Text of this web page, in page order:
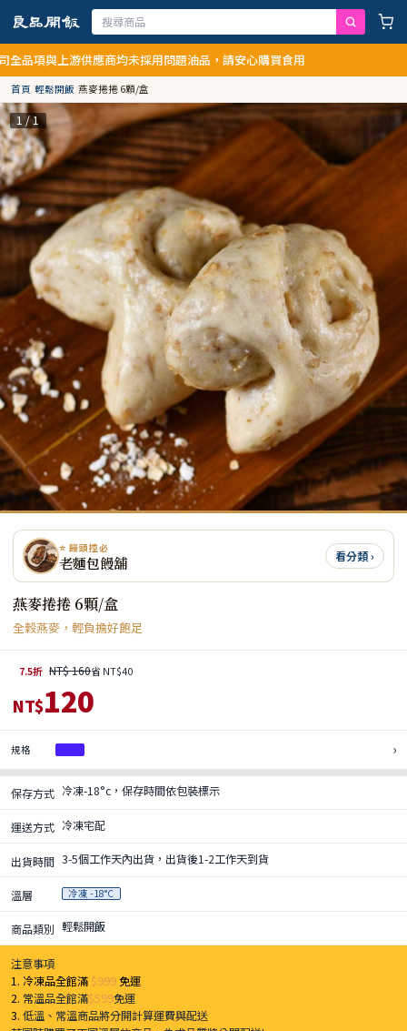
供應商均未採用問題油品，請安心購買食用
首頁/輕鬆開飯/燕麥捲捲 6顆/盒
1 / 1
⭐ 饅頭控必
老麵包饅舖 看分類 ›
燕麥捲捲 6顆/盒
全穀燕麥，輕負擔好飽足
7.5折 NT$ 160省 NT$40
NT$120
規格 ›
保存方式 冷凍-18°c，保存時間依包裝標示
運送方式 冷凍宅配
出貨時間 3-5個工作天內出貨，出貨後1-2工作天到貨
溫層 冷凍 -18°C
商品類別 輕鬆開飯
注意事項
1. 冷凍品全館滿 $999免運
2. 常溫品全館滿$599免運
3.低溫、常溫商品將分開計算運費與配送